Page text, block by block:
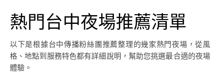
熱門台中夜場推薦清單
以下是根據台中傳播粉絲團推薦整理的幾家熱門夜場，從風
格、地點到服務特色都有詳細說明，幫助您挑選最合適的夜場
體驗。